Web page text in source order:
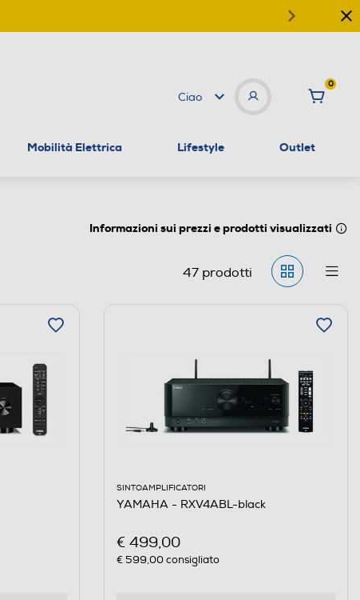
Ciao
0
Mobilità Elettrica Lifestyle Outlet
Informazioni sui prezzi e prodotti visualizzati
47prodotti
SINTOAMPLIFICATORI
YAMAHA - RXV4ABL-black
€ 499,00
€ 599,00consigliato